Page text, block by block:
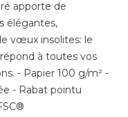
apporte de
élégantes,
vœux insolites: le
à toutes vos
- Papier 100 g/m² -
- Rabat pointu